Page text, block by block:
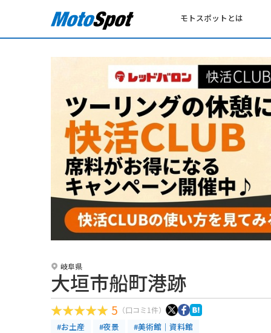
モトスポットとは
岐阜県
大垣市船町港跡
5 （口コミ1件）
#お土産 #夜景 #美術館｜資料館